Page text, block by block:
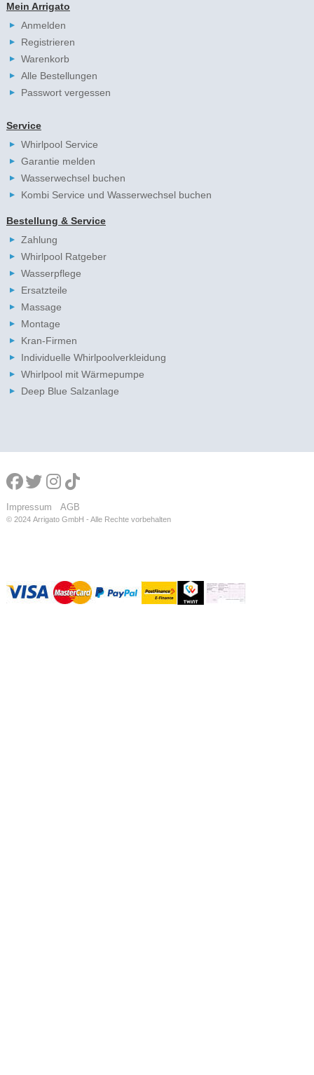
Mein Arrigato
Anmelden
Registrieren
Warenkorb
Alle Bestellungen
Passwort vergessen
Service
Whirlpool Service
Garantie melden
Wasserwechsel buchen
Kombi Service und Wasserwechsel buchen
Bestellung & Service
Zahlung
Whirlpool Ratgeber
Wasserpflege
Ersatzteile
Massage
Montage
Kran-Firmen
Individuelle Whirlpoolverkleidung
Whirlpool mit Wärmepumpe
Deep Blue Salzanlage
Impressum AGB
© 2024 Arrigato GmbH - Alle Rechte vorbehalten